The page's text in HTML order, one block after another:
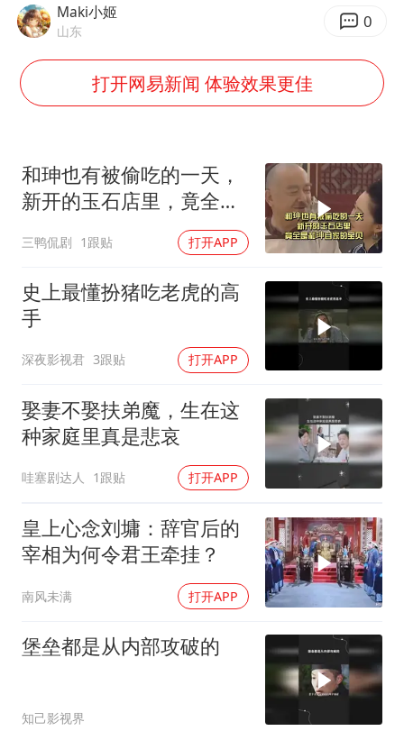
几元成本的AI广告导致千万市值蒸发
唐田赛前发布会上引用《孙子兵法》
郑丽文：台湾从来没有“独立”过
商场现钱学森巨幅海报 负责人回应
老挝国会主席赛宋蓬逝世
乐享全民健身 共筑健康中国
Maki小姬
山东 0
打开网易新闻 体验效果更佳
和珅也有被偷吃的一天，
新开的玉石店里，竟全是
三鸭侃剧 1跟贴 打开APP
史上最懂扮猪吃老虎的高
手
深夜影视君 3跟贴 打开APP
娶妻不娶扶弟魔，生在这
种家庭里真是悲哀
哇塞剧达人 1跟贴 打开APP
皇上心念刘墉：辞官后的
宰相为何令君王牵挂？
南风未满 打开APP
堡垒都是从内部攻破的
知己影视界